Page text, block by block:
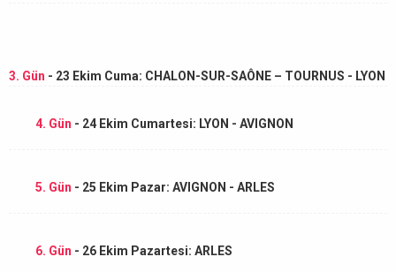
3. Gün - 23 Ekim Cuma: CHALON-SUR-SAÔNE – TOURNUS - LYON
4. Gün - 24 Ekim Cumartesi: LYON - AVIGNON
5. Gün - 25 Ekim Pazar: AVIGNON - ARLES
6. Gün - 26 Ekim Pazartesi: ARLES